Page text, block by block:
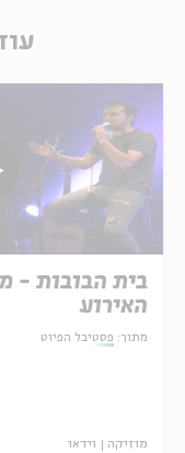
בית הבובות -
האירוע
מתוך: פסטיבל הפיוט
מוזיקה וידאו